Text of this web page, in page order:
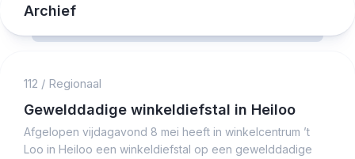
Archief
112 / Regionaal
Gewelddadige winkeldiefstal in Heiloo
Afgelopen vijdagavond 8 mei heeft in winkelcentrum ’t
Loo in Heiloo een winkeldiefstal op een gewelddadige